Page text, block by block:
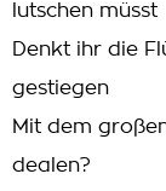
lutschen müsst
Denkt ihr die
gestiegen
Mit dem
dealen?